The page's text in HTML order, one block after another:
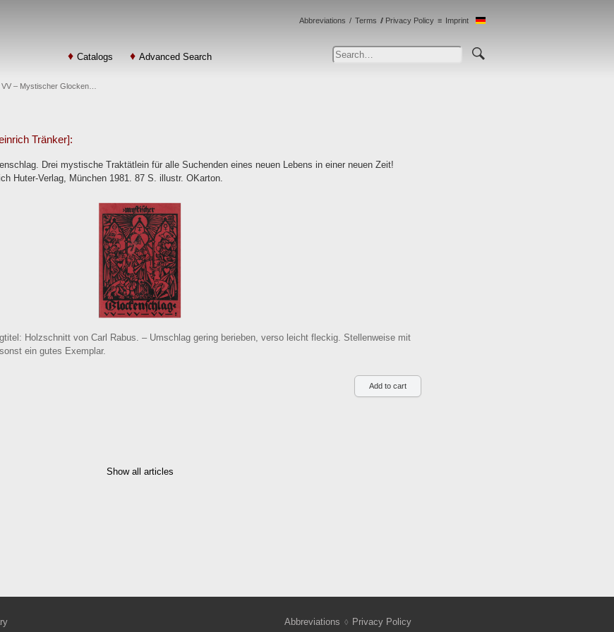
Catalogs Advanced Search
Abbreviations Terms Privacy Policy Imprint
– Mystischer Glocken…
Tränker]:
Drei mystische Traktätlein für alle Suchenden eines neuen Lebens in einer neuen Zeit!
Huter-Verlag, München 1981. 87 S. illustr. OKarton.
Holzschnitt von Carl Rabus. – Umschlag gering berieben, verso leicht fleckig. Stellenweise mit
ein gutes Exemplar.
Show all articles
Abbreviations
Privacy Policy